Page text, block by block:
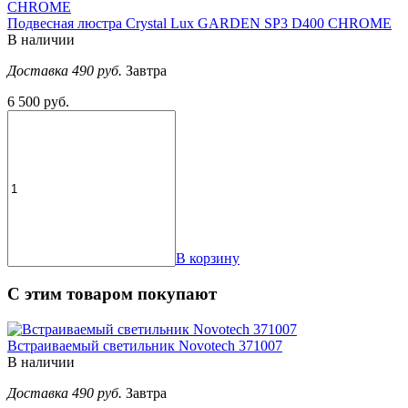
Подвесная люстра Crystal Lux GARDEN SP3 D400 CHROME
В наличии
Доставка 490 руб. Завтра
6 500 руб.
В корзину
С этим товаром покупают
Встраиваемый светильник Novotech 371007
В наличии
Доставка 490 руб. Завтра